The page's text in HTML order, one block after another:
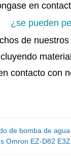
en
¿se pueden
de
contacto con
de bomba de
Omron EZ-D82